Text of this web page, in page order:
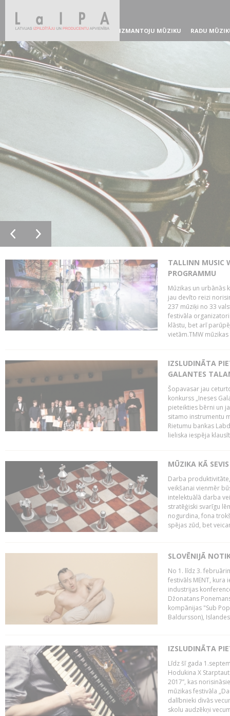
IZMANTOJU MŪZIKU RADU
TALLINN MUSIC
PROGRAMMU
Mūzikas un urbānās
jau devīto reizi
237 mūziķi no 33
festivāla
klāstu, bet arī
vietām.TMW
IZSLUDINĀTA
GALANTES
Šopavasar jau
konkurss „Ineses
pieteikties bērni un
sitamo instrumentu
Rietumu bankas
lieliska iespēja
MŪZIKA KĀ
Darba
veikšanai vienmēr
intelektuālā darba
stratēģiski svarīgu
nogurdina, fona
spējas zūd, bet
SLOVĒNIJĀ
No 1. līdz 3.
festivāls MENT, kura
industrijas
Džonatans
kompānijas "Sub
Baldursson),
IZSLUDINĀTA
Līdz šī gada
Hodukina X
2017”, kas
mūzikas festivāla
dalībnieki divās
skolu audzēkņi